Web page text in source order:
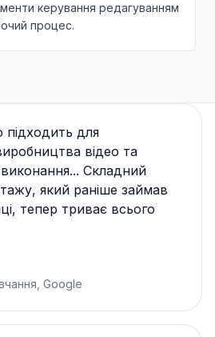
керування редагуванням
процес.
підходить для
відео та
Складний
який раніше займав
тепер триває всього
Google